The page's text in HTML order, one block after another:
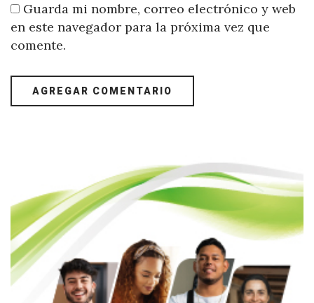
Guarda mi nombre, correo electrónico y web
en este navegador para la próxima vez que
comente.